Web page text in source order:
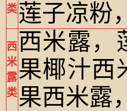
类 莲子凉粉
西
米
露
类
西米露，
果椰汁西
果西米露